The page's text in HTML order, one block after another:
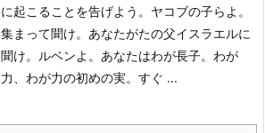
に起こることを告げよう。 ヤコブの子らよ。
集まって聞け。あなたがたの父イスラエルに
聞け。
ルベンよ。あなたはわが長子。わが
力、わが力の初めの実。すぐ ...